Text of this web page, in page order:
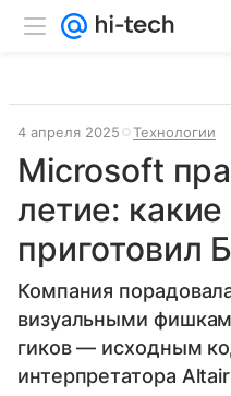
4 апреля 2025 Технологии
Microsoft
летие:
приготовил
Компания
визуальными
гиков — исходным
интерпретатора